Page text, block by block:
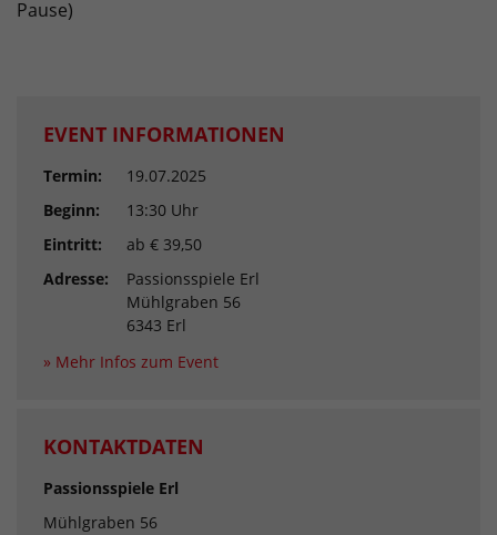
Pause)
EVENT INFORMATIONEN
Termin:
19.07.2025
Beginn:
13:30 Uhr
Eintritt:
ab € 39,50
Adresse:
Passionsspiele Erl
Mühlgraben 56
6343 Erl
» Mehr Infos zum Event
KONTAKTDATEN
Passionsspiele Erl
Mühlgraben 56